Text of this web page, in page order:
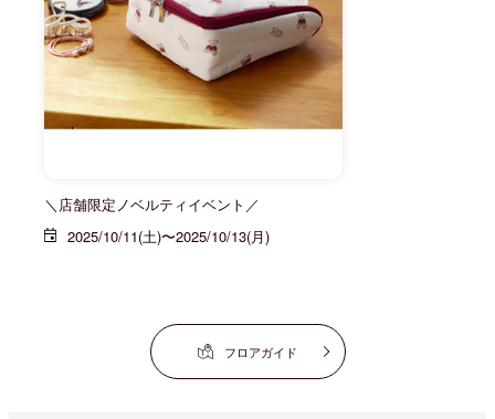
＼店舗限定ノベルティイベント／
2025/10/11(土)〜2025/10/13(月)
フロアガイド